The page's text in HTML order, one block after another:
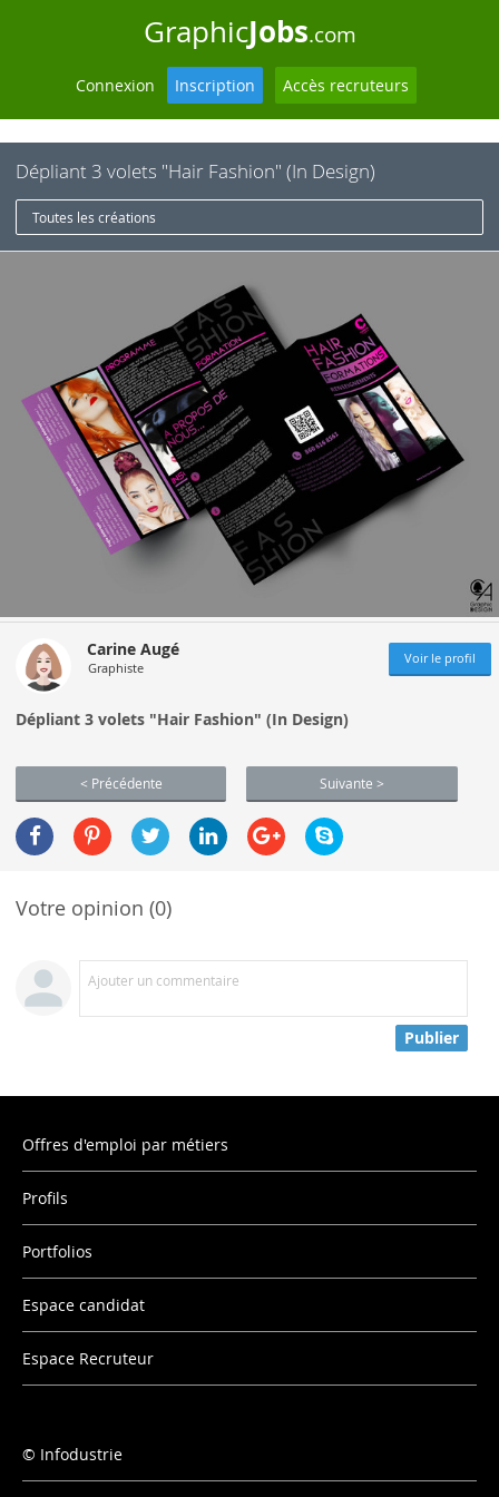
GraphicJobs.com
Connexion Inscription Accès recruteurs
Dépliant 3 volets "Hair Fashion" (In Design)
Toutes les créations
Carine Augé
Graphiste
Voir le profil
Dépliant 3 volets "Hair Fashion" (In Design)
< Précédente Suivante >
Votre opinion (0)
Ajouter un commentaire
Publier
Offres d'emploi par métiers
Profils
Portfolios
Espace candidat
Espace Recruteur
Infodustrie